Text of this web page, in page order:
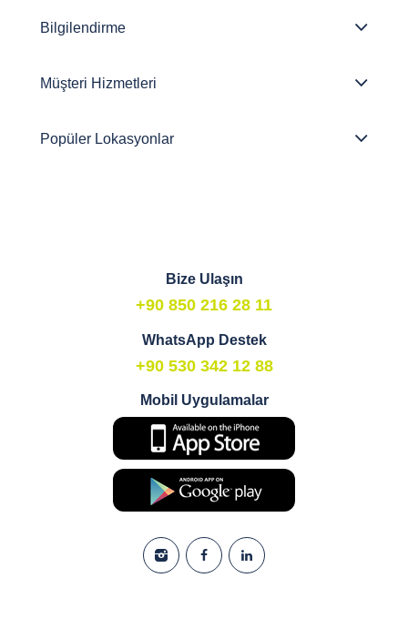
Bilgilendirme
Müşteri Hizmetleri
Popüler Lokasyonlar
Bize Ulaşın
+90 850 216 28 11
WhatsApp Destek
+90 530 342 12 88
Mobil Uygulamalar